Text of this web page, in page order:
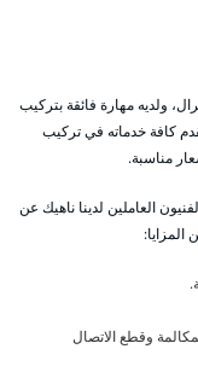
ولديه مهارة فائقة بتركيب
كافة خدماته في تركيب
مناسبة.
العاملين لدينا ناهيك عن
المزايا:
وقطع الاتصال